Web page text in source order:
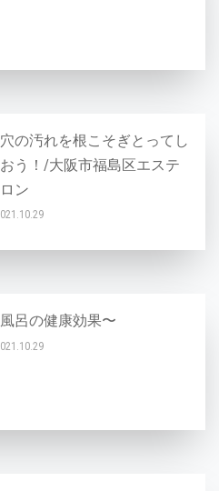
の汚れを根こそぎとってし
う！/大阪市福島区エステ
ン
呂の健康効果〜